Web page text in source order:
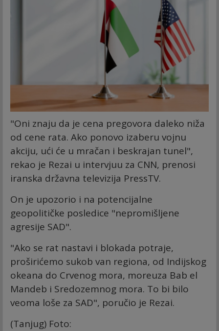
"Oni znaju da je cena pregovora daleko niža
od cene rata. Ako ponovo izaberu vojnu
akciju, ući će u mračan i beskrajan tunel",
rekao je Rezai u intervjuu za CNN, prenosi
iranska državna televizija PressTV.
On je upozorio i na potencijalne
geopolitičke posledice "nepromišljene
agresije SAD".
"Ako se rat nastavi i blokada potraje,
proširićemo sukob van regiona, od Indijskog
okeana do Crvenog mora, moreuza Bab el
Mandeb i Sredozemnog mora. To bi bilo
veoma loše za SAD", poručio je Rezai.
(Tanjug) Foto: